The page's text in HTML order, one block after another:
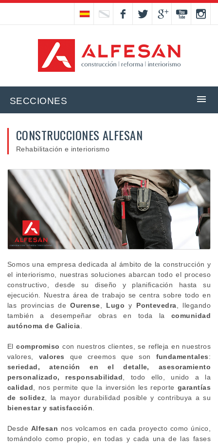
SECCIONES
CONSTRUCCIONES ALFESAN
Rehabilitación e interiorismo
Somos una empresa dedicada al ámbito de la construcción y
el interiorismo, nuestras soluciones abarcan todo el proceso
constructivo, desde su diseño y planificación hasta su
ejecución. Nuestra área de trabajo se centra sobre todo en
las provincias deOurense Lugo y Pontevedra , llegando
también a desempeñar obras en toda la comunidad
autónoma de Galicia
Elcompromiso con nuestros clientes, se refleja en nuestros
valores, valores que creemos que son fundamentales:
seriedad, atención en el detalle, asesoramiento
personalizado, responsabilidad , todo ello, unido a la
calidad , nos permite que la inversión les reporte garantías
de solidez , la mayor durabilidad posible y contribuya a su
bienestar y satisfacción
Desde Alfesan nos volcamos en cada proyecto como único,
tomándolo como propio, en todas y cada una de las fases